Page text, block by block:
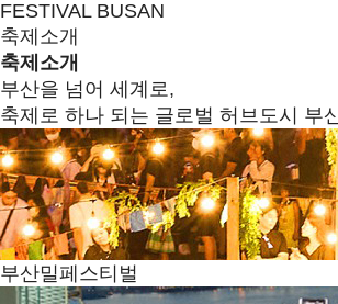
FESTIVAL BUSAN
축제소개
축제소개
부산을 넘어 세계로,
축제로 하나 되는 글로벌 허브도시 부
부산밀페스티벌